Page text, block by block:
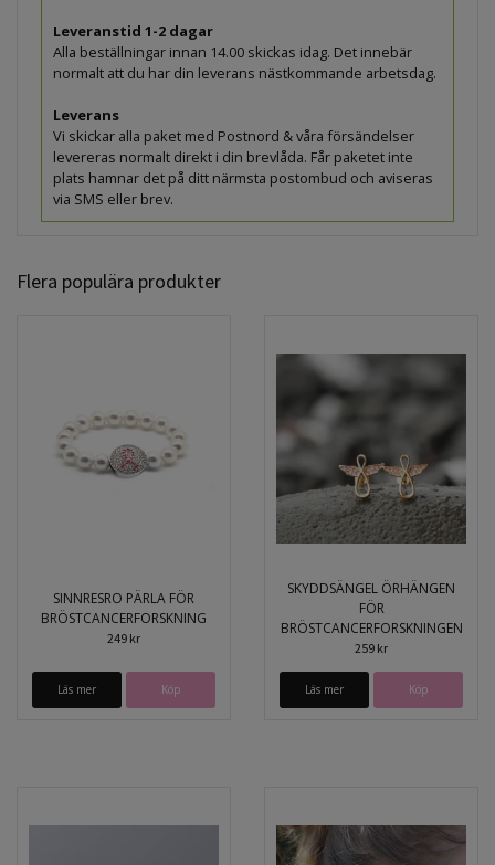
Leveranstid 1-2 dagar
Alla beställningar innan 14.00 skickas idag. Det innebär
normalt att du har din leverans nästkommande arbetsdag.
Leverans
Vi skickar alla paket med Postnord & våra försändelser
levereras normalt direkt i din brevlåda. Får paketet inte
plats hamnar det på ditt närmsta postombud och aviseras
via SMS eller brev.
Flera populära produkter
SINNRESRO PÄRLA FÖR
BRÖSTCANCERFORSKNING
249 kr
Läs mer Köp
SKYDDSÄNGEL ÖRHÄNGEN
FÖR
BRÖSTCANCERFORSKNINGEN
259 kr
Läs mer Köp